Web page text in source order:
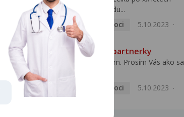
přivezla z Východu...
Pohlavní nemoci
5.10.2023
HPV typ 52 u partnerky
Dobrý deň prajem. Prosím Vás ako sa
Pohlavní nemoci
5.10.2023